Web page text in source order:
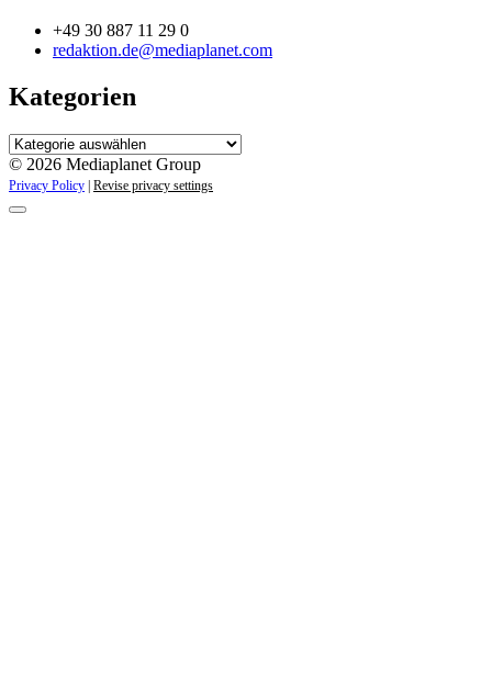
+49 30 887 11 29 0
redaktion.de@mediaplanet.com
Kategorien
Kategorien
© 2026 Mediaplanet Group
Privacy Policy Revise privacy settings